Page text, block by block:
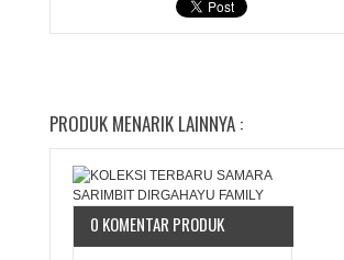
PRODUK MENARIK LAINNYA :
0 KOMENTAR PRODUK